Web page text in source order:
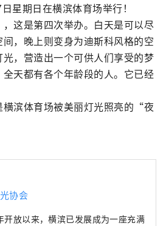
星期日在横滨体育场举行！
这是第四次举办。白天是可以尽
，晚上则变身为迪斯科风格的空
，营造出一个可供人们享受的梦
天都有各个年龄段的人。它已经
横滨体育场被美丽灯光照亮的“夜
协会
开放以来，横滨已发展成为一座充满